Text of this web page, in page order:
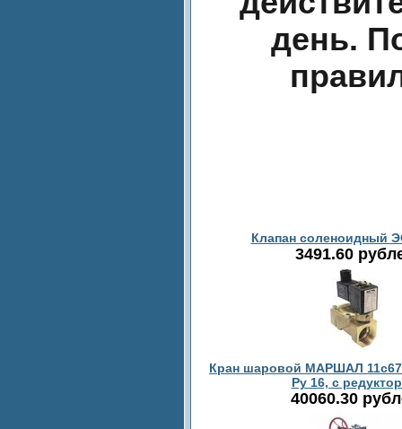
день.
Клапан соленоидный
3491.60
Кран шаровой МАРШАЛ
Ру 16, с
40060.30